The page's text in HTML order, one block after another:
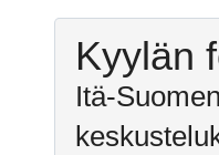
Kyylän
Itä-